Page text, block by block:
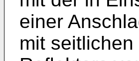
einer
mit